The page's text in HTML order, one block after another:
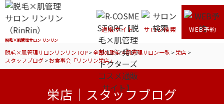
脱毛×肌管理サロン リンリン
通販サイト サロン検索 WEB予約
脱毛×肌管理サロンリンリンTOP>全国の脱毛×肌管理サロン一覧>栄店>
スタッフブログ>お食事会「リンリン栄店」
栄店｜スタッフブログ